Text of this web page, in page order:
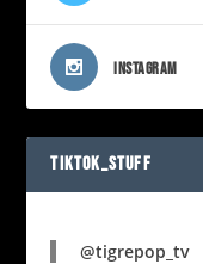
INSTAGRAM
TIKTOK_STUFF
@tigrepop_tv